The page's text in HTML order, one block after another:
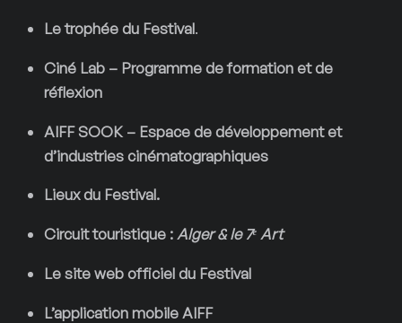
Le trophée du Festival.
Ciné Lab – Programme de formation et de
réflexion
AIFF SOOK – Espace de développement et
d’industries cinématographiques
Lieux du Festival.
Circuit touristique : Alger & le 7ᵉ Art
Le site web officiel du Festival
L’application mobile AIFF